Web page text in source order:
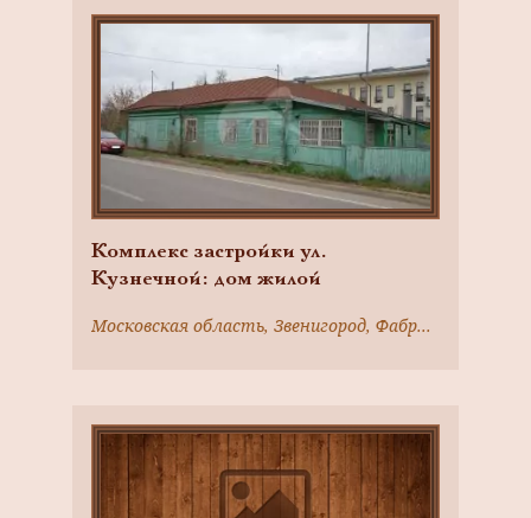
Комплекс застройки ул.
Кузнечной: дом жилой
Московская область, Звенигород, Фабричного ул., 7